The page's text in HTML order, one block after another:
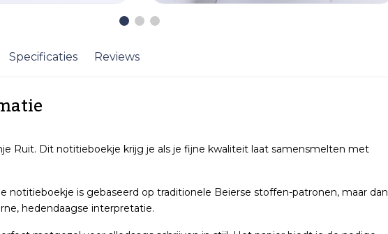
Specificaties Reviews
Ruit. Dit notitieboekje krijg je als je fijne kwaliteit laat samensmelten met
notitieboekje is gebaseerd op traditionele Beierse stoffen-patronen, maar dan
hedendaagse interpretatie.